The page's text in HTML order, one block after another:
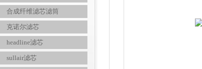
合成纤维滤芯滤筒
克诺尔滤芯
headline滤芯
sullair滤芯